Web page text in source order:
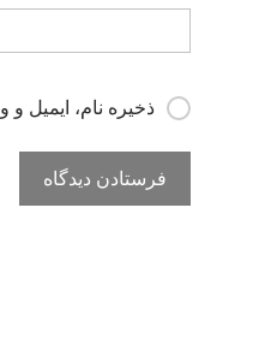
ذخیره نام، ایمیل